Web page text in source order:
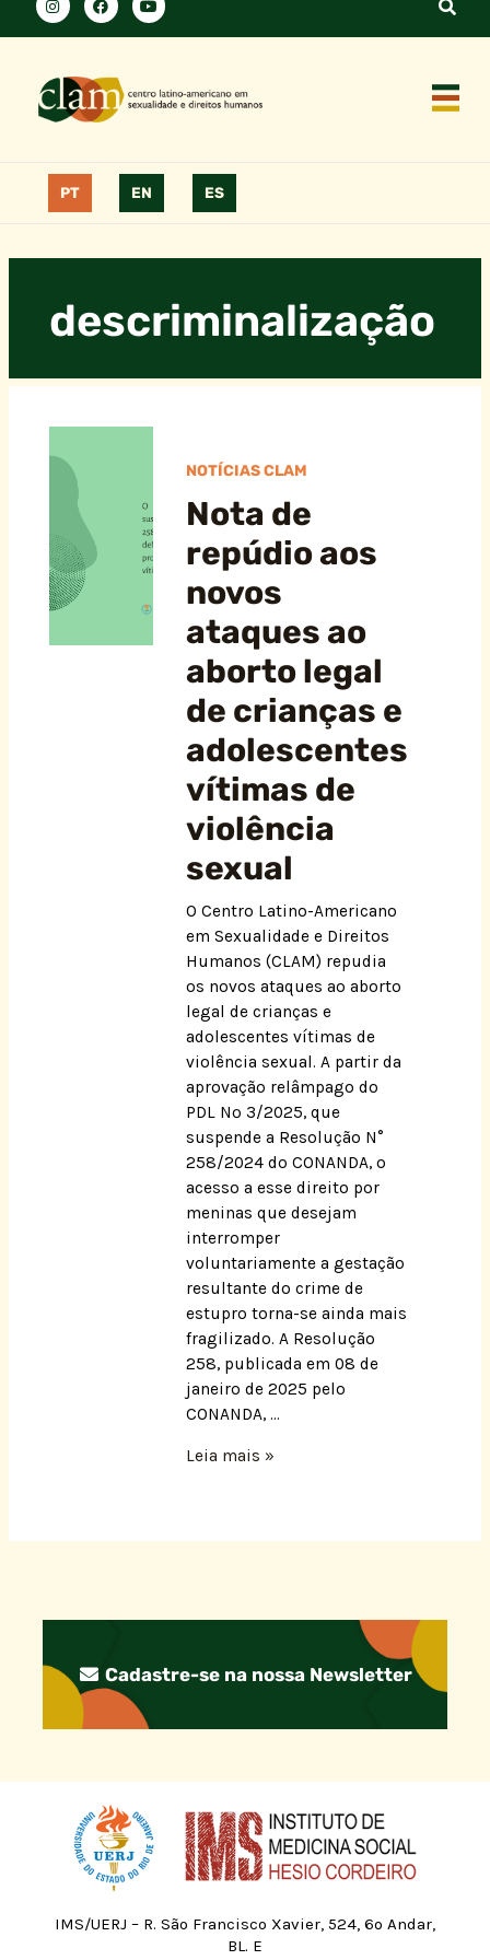
PT EN ES
descriminalização
NOTÍCIAS CLAM
Nota de
repúdio aos
novos
ataques ao
aborto legal
de crianças e
adolescentes
vítimas de
violência
sexual
O Centro Latino-Americano
em Sexualidade e Direitos
Humanos (CLAM) repudia
os novos ataques ao aborto
legal de crianças e
adolescentes vítimas de
violência sexual. A partir da
aprovação relâmpago do
PDL Nº 3/2025, que
suspende a Resolução N°
258/2024 do CONANDA, o
acesso a esse direito por
meninas que desejam
interromper
voluntariamente a gestação
resultante do crime de
estupro torna-se ainda mais
fragilizado. A Resolução
258, publicada em 08 de
janeiro de 2025 pelo
CONANDA, …
Leia mais »
Cadastre-se na nossa Newsletter
IMS/UERJ – R. São Francisco Xavier, 524, 6º Andar,
BL. E